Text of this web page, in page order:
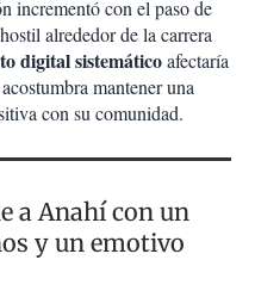
incrementó con el paso de
alrededor de la carrera
digital sistemáticoafectaría
mantener una
con su comunidad.
a Anahí con un
y un emotivo